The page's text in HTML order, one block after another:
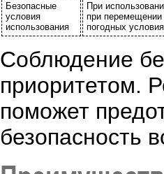
Безопасные
условия
использования
При
при перемещении
погодных
Соблюдение
приоритетом.
поможет
безопасность